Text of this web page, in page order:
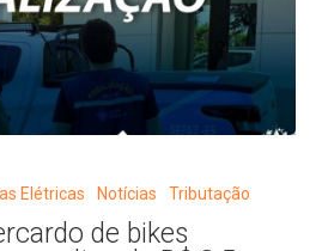
Elétricas Notícias Tributação
de bikes